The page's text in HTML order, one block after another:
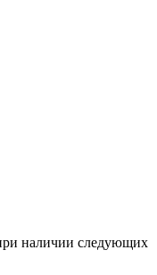
наличии следующих